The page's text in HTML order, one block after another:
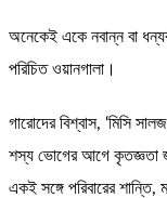
অনেকেই একে নবান্ন বা
পরিচিত ওয়ানগালা।
গারোদের বিশ্বাস, ‘মিসি
শস্য ভোগের আগে কৃতজ্ঞতা
একই সঙ্গে পরিবারের